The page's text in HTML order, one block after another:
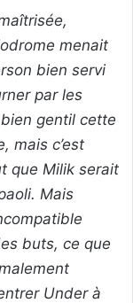
menait
bien servi
par les
gentil cette
mais c’est
que Milik serait
Mais
buts, ce que
Under à